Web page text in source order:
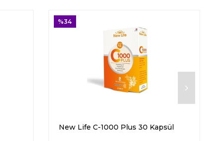
New Life C-1000 Plus 30 Kapsül
%34